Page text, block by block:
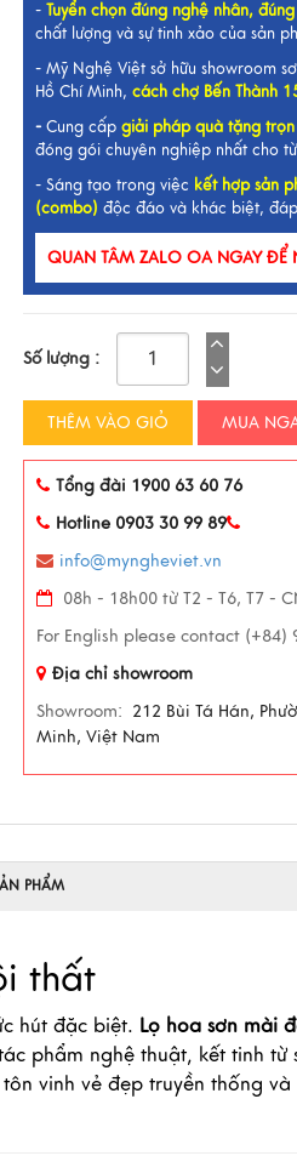
-Tuyển chọn đúng nghệ nhân,
chất lượng và sự tinh xảo của sản
- Mỹ Nghệ Việt sở hữu showroom
Hồ Chí Minh,cách chợ Bến Thành
-Cung cấpgiải pháp quà tặng
đóng gói chuyên nghiệp nhất cho
- Sáng tạo trong việc kết hợp sản
(combo) độc đáo và khác biệt,
QUAN TÂM ZALO OA NGAY ĐỂ
Số lượng :
THÊM VÀO GIỎ MUA
Tổng đài 1900 63 60 76
Hotline 0903 30 99 89
info@myngheviet.vn
08h - 18h00 từ T2 - T6, T7 -
For English please contact (+84)
Địa chỉ showroom
Showroom: 212 Bùi Tá Hán,
Minh, Việt Nam
PHẨM
thất
hút đặc biệt. Lọ hoa sơn mài
phẩm nghệ thuật, kết tinh từ
vinh vẻ đẹp truyền thống và